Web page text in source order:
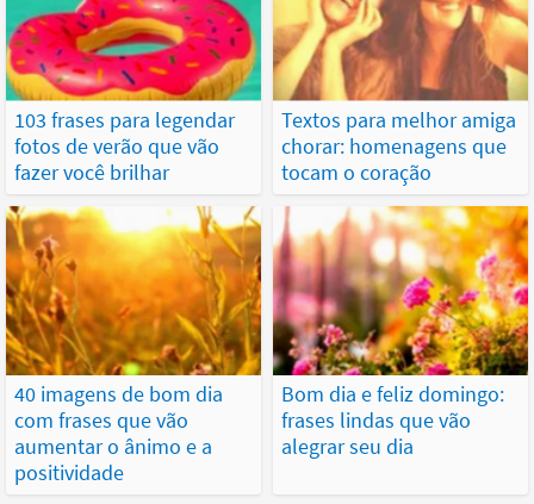
103 frases para legendar
fotos de verão que vão
fazer você brilhar
Textos para melhor amiga
chorar: homenagens que
tocam o coração
40 imagens de bom dia
com frases que vão
aumentar o ânimo e a
positividade
Bom dia e feliz domingo:
frases lindas que vão
alegrar seu dia